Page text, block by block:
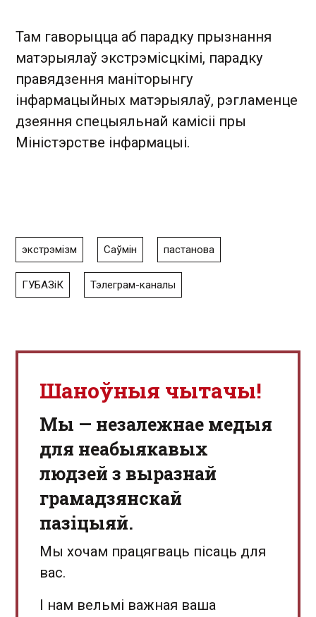
Там гаворыцца аб парадку прызнання
матэрыялаў экстрэмісцкімі, парадку
правядзення маніторынгу
інфармацыйных матэрыялаў, рэгламенце
дзеяння спецыяльнай камісіі пры
Міністэрстве інфармацыі.
экстрэмізм Саўмін пастанова
ГУБАЗіК Тэлеграм-каналы
Шаноўныя чытачы!
Мы — незалежнае медыя
для неабыякавых
людзей з выразнай
грамадзянскай
пазіцыяй.
Мы хочам працягваць пісаць для
вас.
І нам вельмі важная ваша